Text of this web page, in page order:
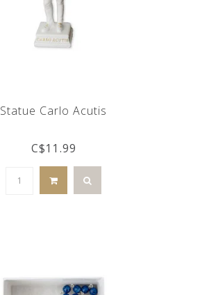
Statue Carlo Acutis
C$11.99